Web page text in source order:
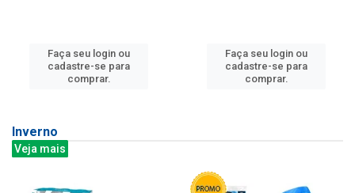
Faça seu login ou
cadastre-se para
comprar.
Faça seu login ou
cadastre-se para
comprar.
Inverno
Veja mais